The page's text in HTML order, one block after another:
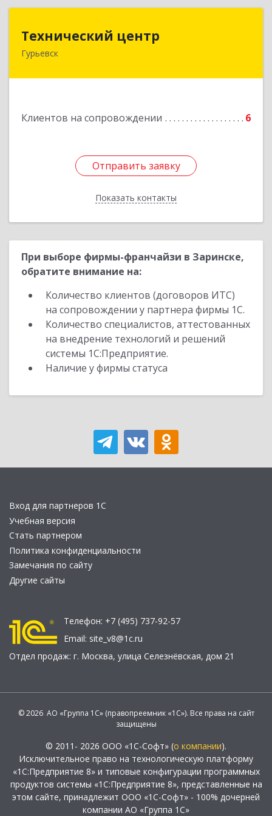
Технический центр
Гурьевск
Клиентов на сопровождении 6
Отправить заявку
Показать контакты
Отправить заявку
Назад
При выборе фирмы-франчайзи в Заринске,
обратите внимание на:
Количество клиентов (договоров ИТС)
на сопровождении у партнера фирмы 1С.
Количество специалистов, аттестованных
на внедрение технологий и решений
системы 1С:Предприятие.
Наличие у фирмы статуса
Вход для партнеров 1С
Учебная версия
Стать партнером
Политика конфиденциальности
Замечания по сайту
Другие сайты
Телефон: +7 (495) 737-92-57
Email: site_v8@1c.ru
Отдел продаж: г. Москва, улица Селезнёвская, дом 21
© 2026 АО «Группа 1С» (правопреемник «1С»). Все права на сайт
защищены
© 2011- 2026 ООО «1С-Софт» (о компании).
Исключительное право на технологическую платформу
«1С:Предприятие 8» и типовые конфигурации программных
продуктов системы «1С:Предприятие 8», представленные на
этом сайте, принадлежит ООО «1С-Софт» - 100% дочерней
компании АО «Группа 1С»